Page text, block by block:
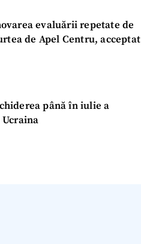
evaluării repetate de
de Apel Centru, acceptat
până în iulie a